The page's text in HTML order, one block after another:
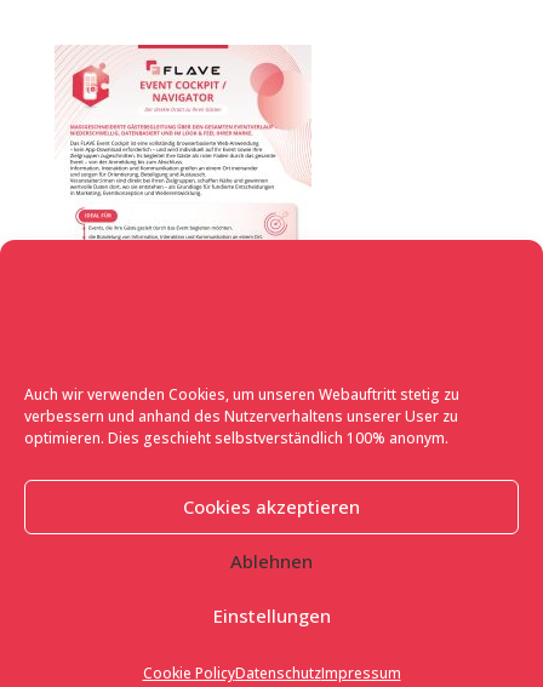
Auch wir verwenden Cookies, um unseren Webauftritt stetig zu
verbessern und anhand des Nutzerverhaltens unserer User zu
optimieren. Dies geschieht selbstverständlich 100% anonym.
Cookies akzeptieren
Ablehnen
Einstellungen
Cookie PolicyDatenschutzImpressum
Contact
Olympiaplatz 2 / 4 / 1
+43 (0) 1 264 00 53 – 10